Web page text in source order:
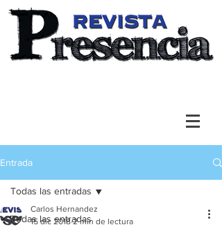
Entrada
Todas las entradas
Todas las entradas
Carlos Hernandez
15 dic 2018 2 min de lectura